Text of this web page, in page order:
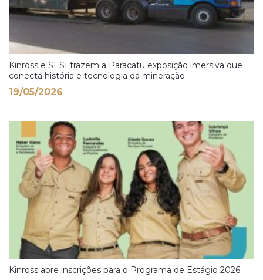
Kinross e SESI trazem a Paracatu exposição imersiva que
conecta história e tecnologia da mineração
19/05/2026
Kinross abre inscrições para o Programa de Estágio 2026